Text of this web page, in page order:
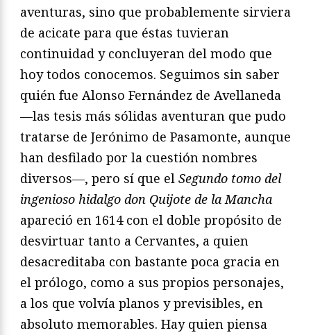
aventuras, sino que probablemente sirviera
de acicate para que éstas tuvieran
continuidad y concluyeran del modo que
hoy todos conocemos. Seguimos sin saber
quién fue Alonso Fernández de Avellaneda
—las tesis más sólidas aventuran que pudo
tratarse de Jerónimo de Pasamonte, aunque
han desfilado por la cuestión nombres
diversos—, pero sí que el Segundo tomo del
ingenioso hidalgo don Quijote de la Mancha
apareció en 1614 con el doble propósito de
desvirtuar tanto a Cervantes, a quien
desacreditaba con bastante poca gracia en
el prólogo, como a sus propios personajes,
a los que volvía planos y previsibles, en
absoluto memorables. Hay quien piensa